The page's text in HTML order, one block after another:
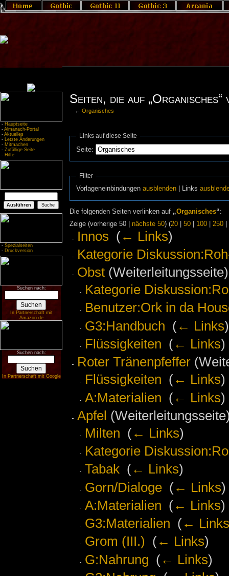
- Hauptseite
- Almanach-Portal
- Aktuelles
- Letzte Änderungen
- Mitmachen
- Zufällige Seite
- Hilfe
- Spezialseiten
- Druckversion
Suchen nach:
In Partnerschaft mit
Amazon.de
Suchen nach:
In Partnerschaft mit Google
Seiten, die auf „Organisches“
←Organisches
Links auf diese Seite
Seite:
Filter
Vorlageneinbindungenausblenden | Links
Die folgenden Seiten verlinken auf „Organisches“:
Zeige (vorherige 50 | nächste 50) (20| 50| 100| 250|
Innos (← Links)
Kategorie
Obst
Kategorie
Benutzer:Ork in da
G3:Handbuch (← Links)
Flüssigkeiten (← Links)
Roter Tränenpfeffer
Flüssigkeiten (← Links)
A:Materialien (← Links)
Apfel
Milten (← Links)
Kategorie
Tabak‎ (← Links)
Gorn/Dialoge‎ (← Links)
A:Materialien (← Links)
G3:Materialien (← Links
Grom (III.)
(← Links)
G:Nahrung (← Links)